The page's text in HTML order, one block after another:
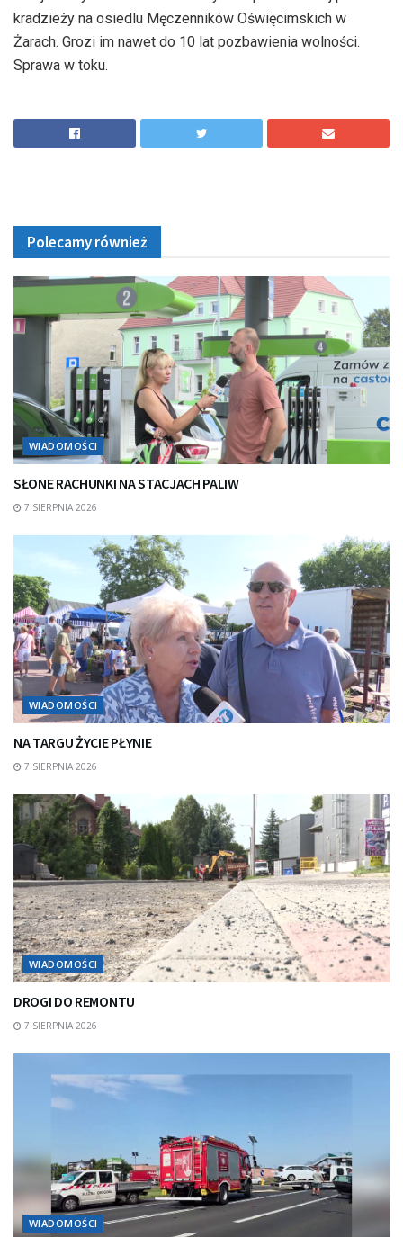
kradzieży na osiedlu Męczenników Oświęcimskich w
Żarach. Grozi im nawet do 10 lat pozbawienia wolności.
Sprawa w toku.
Polecamy również
WIADOMOŚCI
SŁONE RACHUNKI NA STACJACH PALIW
7 SIERPNIA 2026
WIADOMOŚCI
NA TARGU ŻYCIE PŁYNIE
7 SIERPNIA 2026
WIADOMOŚCI
DROGI DO REMONTU
7 SIERPNIA 2026
WIADOMOŚCI